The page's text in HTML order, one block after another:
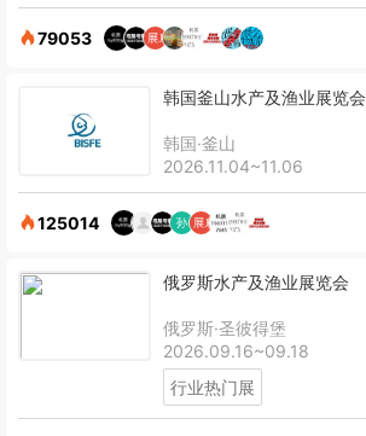
79053
韩国釜山水产及渔业展览会
韩国·釜山
2026.11.04~11.06
125014
俄罗斯水产及渔业展览会
俄罗斯·圣彼得堡
2026.09.16~09.18
行业热门展